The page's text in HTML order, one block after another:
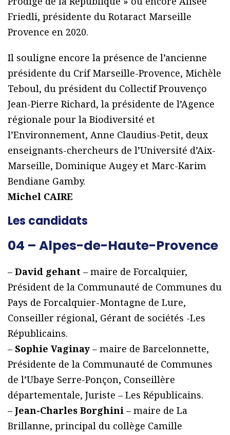
Friedli, présidente du Rotaract Marseille
Provence en 2020.
Il souligne encore la présence de l’ancienne
présidente du Crif Marseille-Provence, Michèle
Teboul, du président du Collectif Prouvenço
Jean-Pierre Richard, la présidente de l’Agence
régionale pour la Biodiversité et
l’Environnement, Anne Claudius-Petit, deux
enseignants-chercheurs de l’Université d’Aix-
Marseille, Dominique Augey et Marc-Karim
Bendiane Gamby.
Michel CAIRE
Les candidats
04 – Alpes-de-Haute-Provence
– David gehant – maire de Forcalquier,
Président de la Communauté de Communes du
Pays de Forcalquier-Montagne de Lure,
Conseiller régional, Gérant de sociétés -Les
Républicains.
– Sophie Vaginay – maire de Barcelonnette,
Présidente de la Communauté de Communes
de l’Ubaye Serre-Ponçon, Conseillère
départementale, Juriste – Les Républicains.
– Jean-Charles Borghini – maire de La
Brillanne, principal du collège Camille